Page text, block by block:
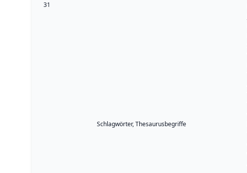
31
Schlagwörter, Thesaurusbegriffe